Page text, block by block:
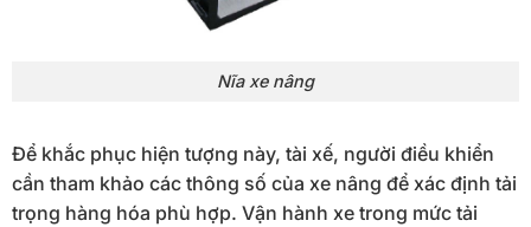
Nĩa xe nâng
Để khắc phục hiện tượng này, tài xế, người điều khiển
cần tham khảo các thông số của xe nâng để xác định tải
trọng hàng hóa phù hợp. Vận hành xe trong mức tải